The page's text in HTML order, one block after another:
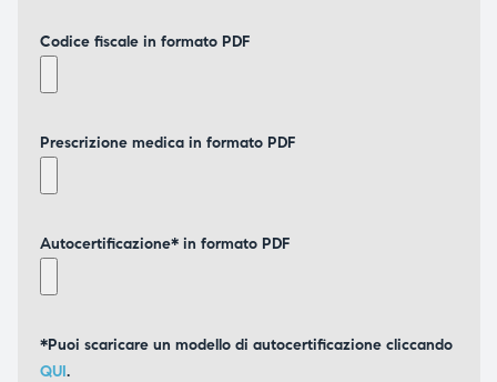
Codice fiscale in formato PDF
Prescrizione medica in formato PDF
Autocertificazione* in formato PDF
*Puoi scaricare un modello di autocertificazione cliccando
QUI.